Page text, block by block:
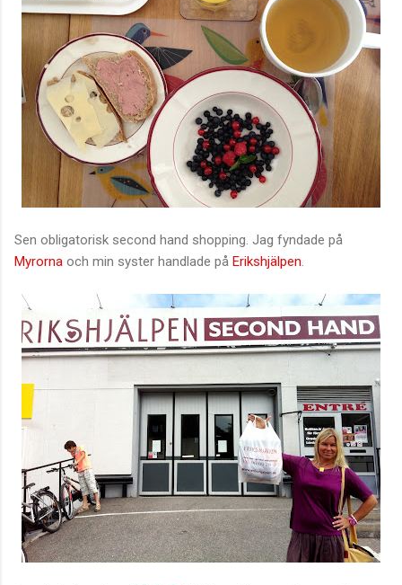
Sen obligatorisk second hand shopping. Jag fyndade på
Myrorna och min syster handlade på Erikshjälpen